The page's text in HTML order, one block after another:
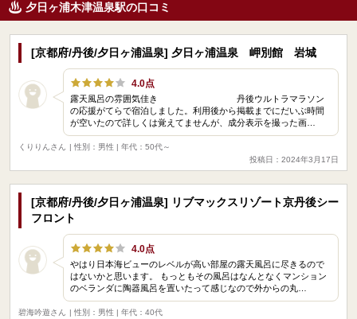
夕日ヶ浦木津温泉駅の口コミ
[京都府/丹後/夕日ヶ浦温泉] 夕日ヶ浦温泉 岬別館 岩城
4.0点
露天風呂の雰囲気佳き 丹後ウルトラマラソン
の応援がてらで宿泊しました。利用後から掲載までにだいぶ時間
が空いたので詳しくは覚えてませんが、成分表示を撮った画…
くりりんさん
| 性別：男性 | 年代：50代～
投稿日：2024年3月17日
[京都府/丹後/夕日ヶ浦温泉] リブマックスリゾート京丹後シー
フロント
4.0点
やはり日本海ビューのレベルが高い部屋の露天風呂に尽きるので
はないかと思います。 もっともその風呂はなんとなくマンション
のベランダに陶器風呂を置いたって感じなので外からの丸…
碧海吟遊さん
| 性別：男性 | 年代：40代